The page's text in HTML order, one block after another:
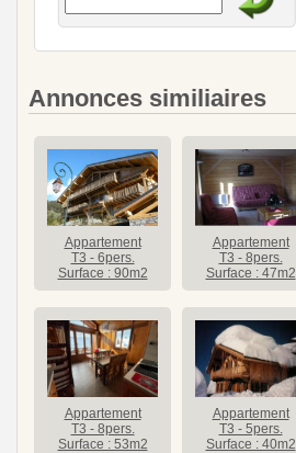
Annonces similiaires
Appartement
T3 - 6pers.
Surface : 90m2
Appartement
T3 - 8pers.
Surface : 47m2
Appartement
T3 - 8pers.
Surface : 53m2
Appartement
T3 - 5pers.
Surface : 40m2